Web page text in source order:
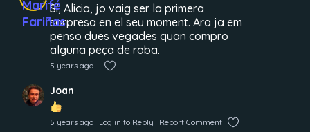
Sí, Alicia, jo vaig ser la primera
sorpresa en el seu moment. Ara ja em
penso dues vegades quan compro
alguna peça de roba.
5 years ago
Joan
5 years ago Log in to Reply Report Comment